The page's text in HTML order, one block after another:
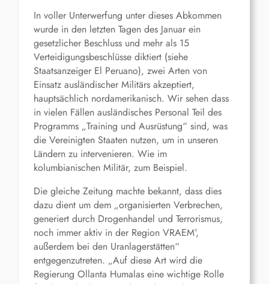
In voller Unterwerfung unter dieses Abkommen
wurde in den letzten Tagen des Januar ein
gesetzlicher Beschluss und mehr als 15
Verteidigungsbeschlüsse diktiert (siehe
Staatsanzeiger El Peruano), zwei Arten von
Einsatz ausländischer Militärs akzeptiert,
hauptsächlich nordamerikanisch. Wir sehen dass
in vielen Fällen ausländisches Personal Teil des
Programms „Training und Ausrüstung“ sind, was
die Vereinigten Staaten nutzen, um in unseren
Ländern zu intervenieren. Wie im
kolumbianischen Militär, zum Beispiel.
Die gleiche Zeitung machte bekannt, dass dies
dazu dient um dem „organisierten Verbrechen,
generiert durch Drogenhandel und Terrorismus,
noch immer aktiv in der Region VRAEM°,
außerdem bei den Uranlagerstätten“
entgegenzutreten. „Auf diese Art wird die
Regierung Ollanta Humalas eine wichtige Rolle